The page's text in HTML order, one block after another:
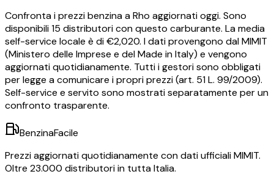
Confronta i prezzibenzinaaRho aggiornati oggi. Sono
disponibili15 distributori con questo carburante. La media
self-service locale è di €2,020. I dati provengono dal MIMIT
(Ministero delle Imprese e del Made in Italy) e vengono
aggiornati quotidianamente. Tutti i gestori sono obbligati
per legge a comunicare i propri prezzi (art. 51 L. 99/2009).
Self-service e servito sono mostrati separatamente per un
confronto trasparente.
BenzinaFacile
Prezzi aggiornati quotidianamente con dati ufficiali MIMIT.
Oltre 23.000 distributori in tutta Italia.